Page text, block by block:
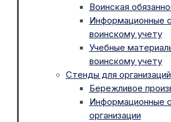
Воинская
Информационные
воинскому учету
Учебные
воинскому учету
Стенды для организаций
Бережливое
Информационные
организации